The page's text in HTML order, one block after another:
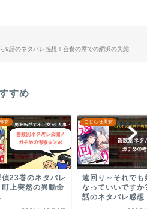
9話のネタバレ感想！会食の席での網浜の失態
すめ
女
～それでも好きに
いいですか?～24
バレ感想！優...
こじらせ男女
北川さんは繋がりた
話ネタバレ感想！百
突然の告白に困惑す